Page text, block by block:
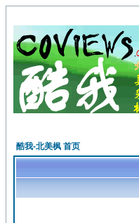
酷我-北美枫 首页